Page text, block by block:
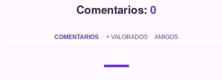
Comentarios: 0
COMENTARIOS + VALORADOS AMIGOS